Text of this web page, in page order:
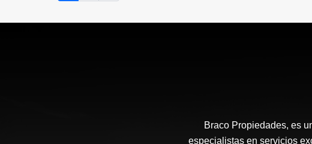
Braco Propiedades, es
especialistas en servicios